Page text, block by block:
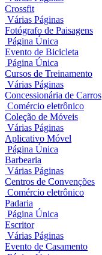
Crossfit
Várias Páginas
Fotógrafo de Paisagens
Página Única
Evento de Bicicleta
Página Única
Cursos de Treinamento
Várias Páginas
Concessionária de Carros
Comércio eletrônico
Coleção de Móveis
Várias Páginas
Aplicativo Móvel
Página Única
Barbearia
Várias Páginas
Centros de Convenções
Comércio eletrônico
Padaria
Página Única
Escritor
Várias Páginas
Evento de Casamento